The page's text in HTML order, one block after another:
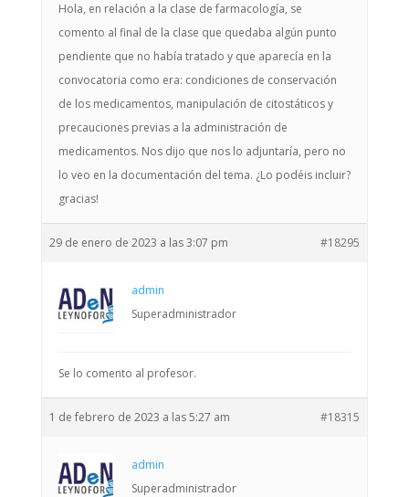
Hola, en relación a la clase de farmacología, se
comento al final de la clase que quedaba algún punto
pendiente que no había tratado y que aparecía en la
convocatoria como era: condiciones de conservación
de los medicamentos, manipulación de citostáticos y
precauciones previas a la administración de
medicamentos. Nos dijo que nos lo adjuntaría, pero no
lo veo en la documentación del tema. ¿Lo podéis incluir?
gracias!
29 de enero de 2023 a las 3:07 pm #18295
admin
Superadministrador
Se lo comento al profesor.
1 de febrero de 2023 a las 5:27 am #18315
admin
Superadministrador